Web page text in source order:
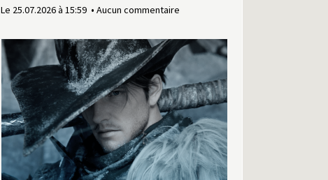
Le 25.07.2026 à 15:59 Aucun commentaire